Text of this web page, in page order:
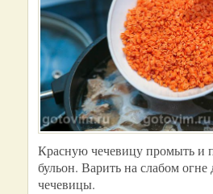
Красную чечевицу промыть и
бульон. Варить на слабом огне
чечевицы.